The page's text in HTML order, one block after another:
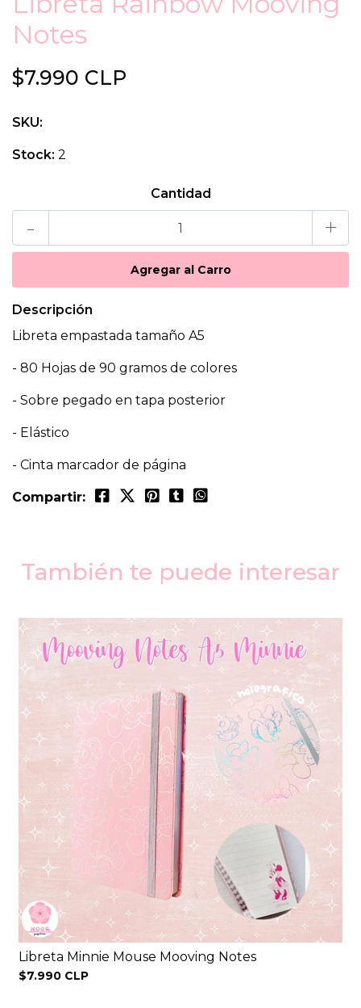
Notes
$7.990 CLP
SKU:
Stock: 2
Cantidad
- +
Descripción
Libreta empastada tamaño A5
- 80 Hojas de 90 gramos de colores
- Sobre pegado en tapa posterior
- Elástico
- Cinta marcador de página
Compartir:
También te puede interesar
Libreta Minnie Mouse Mooving Notes
$7.990 CLP